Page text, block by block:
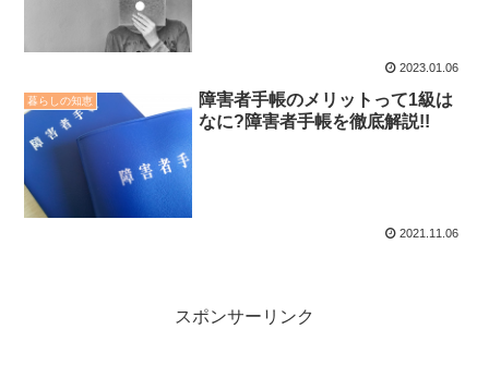
2023.01.06
暮らしの知恵
障害者手帳のメリットって1級は
なに?障害者手帳を徹底解説!!
2021.11.06
スポンサーリンク